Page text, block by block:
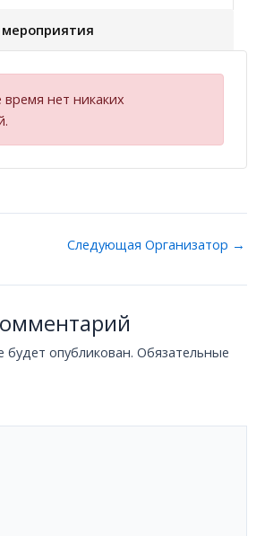
нет никаких
Следующая Oрганизатор →
опубликован. Обязательные